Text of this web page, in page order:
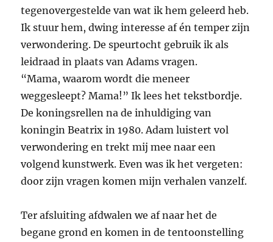
tegenovergestelde van wat ik hem geleerd heb.
Ik stuur hem, dwing interesse af én temper zijn
verwondering. De speurtocht gebruik ik als
leidraad in plaats van Adams vragen.
“Mama, waarom wordt die meneer
weggesleept? Mama!” Ik lees het tekstbordje.
De koningsrellen na de inhuldiging van
koningin Beatrix in 1980. Adam luistert vol
verwondering en trekt mij mee naar een
volgend kunstwerk. Even was ik het vergeten:
door zijn vragen komen mijn verhalen vanzelf.
Ter afsluiting afdwalen we af naar het de
begane grond en komen in de tentoonstelling